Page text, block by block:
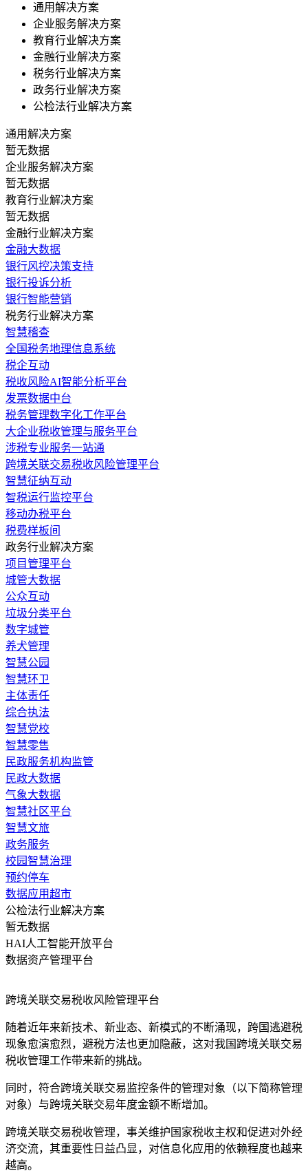
通用解决方案
企业服务解决方案
教育行业解决方案
金融行业解决方案
税务行业解决方案
政务行业解决方案
公检法行业解决方案
通用解决方案
暂无数据
企业服务解决方案
暂无数据
教育行业解决方案
暂无数据
金融行业解决方案
金融大数据
银行风控决策支持
银行投诉分析
银行智能营销
税务行业解决方案
智慧稽查
全国税务地理信息系统
税企互动
税收风险AI智能分析平台
发票数据中台
税务管理数字化工作平台
大企业税收管理与服务平台
涉税专业服务一站通
跨境关联交易税收风险管理平台
智慧征纳互动
智税运行监控平台
移动办税平台
税费样板间
政务行业解决方案
​项目管理平台
城管大数据
公众互动
垃圾分类平台
数字城管
养犬管理
智慧公园
智慧环卫
主体责任
综合执法
智慧党校
智慧零售
民政服务机构监管
民政大数据
气象大数据
智慧社区平台
智慧文旅
政务服务
校园智慧治理
预约停车
数据应用超市
公检法行业解决方案
暂无数据
HAI人工智能开放平台
数据资产管理平台
跨境关联交易税收风险管理平台
随着近年来新技术、新业态、新模式的不断涌现，跨国逃避税
现象愈演愈烈，避税方法也更加隐蔽，这对我国跨境关联交易
税收管理工作带来新的挑战。
同时，符合跨境关联交易监控条件的管理对象（以下简称管理
对象）与跨境关联交易年度金额不断增加。
跨境关联交易税收管理，事关维护国家税收主权和促进对外经
济交流，其重要性日益凸显，对信息化应用的依赖程度也越来
越高。